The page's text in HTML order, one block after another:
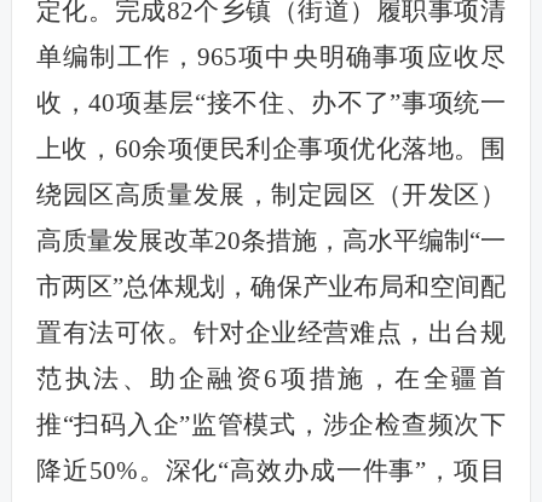
定化。完成82个乡镇（街道）履职事项清
单编制工作，965项中央明确事项应收尽
收，40项基层“接不住、办不了”事项统一
上收，60余项便民利企事项优化落地。围
绕园区高质量发展，制定园区（开发区）
高质量发展改革20条措施，高水平编制“一
市两区”总体规划，确保产业布局和空间配
置有法可依。针对企业经营难点，出台规
范执法、助企融资6项措施，在全疆首
推“扫码入企”监管模式，涉企检查频次下
降近50%。深化“高效办成一件事”，项目